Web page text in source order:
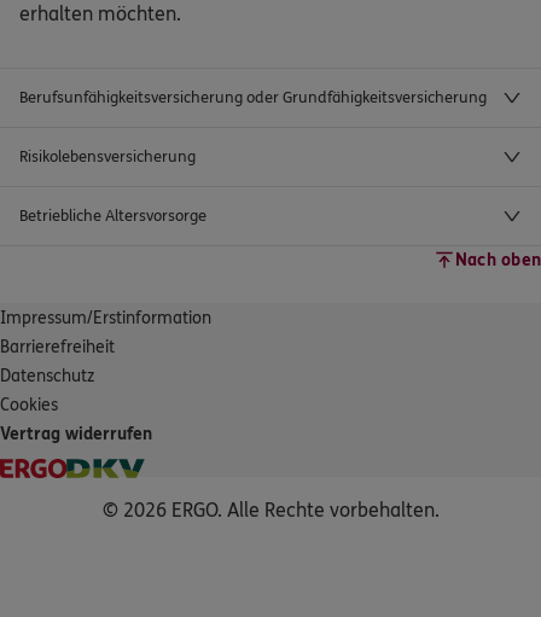
erhalten möchten.
Berufsunfähigkeitsversicherung oder Grundfähigkeitsversicherung
Risikolebensversicherung
Betriebliche Altersvorsorge
Nach oben
Impressum/Erstinformation
Barrierefreiheit
Datenschutz
Cookies
Vertrag widerrufen
© 2026 ERGO. Alle Rechte vorbehalten.